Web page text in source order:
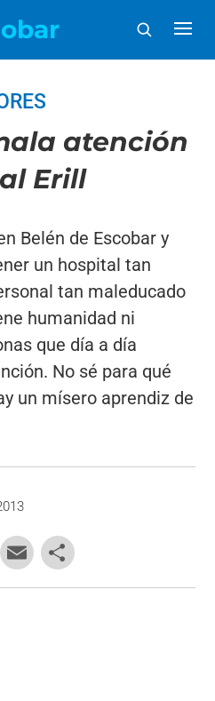
atención
Erill
Belén de Escobar y
un hospital tan
tan maleducado
humanidad ni
que día a día
No sé para qué
un mísero aprendiz de
T
E
m o